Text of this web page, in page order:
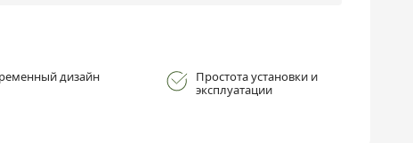
дизайн
Простота установки и
эксплуатации